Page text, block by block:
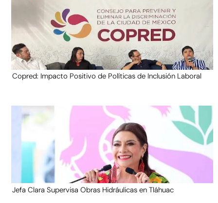
Copred: Impacto Positivo de Políticas de Inclusión Laboral
Jefa Clara Supervisa Obras Hidráulicas en Tláhuac